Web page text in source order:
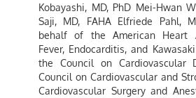
Kobayashi, MD, PhD Mei-Hwan
Saji, MD, FAHA Elfriede Pahl,
behalf of the American Heart
Fever, Endocarditis, and
the Council on Cardiovascular
Council on Cardiovascular and
Cardiovascular Surgery and